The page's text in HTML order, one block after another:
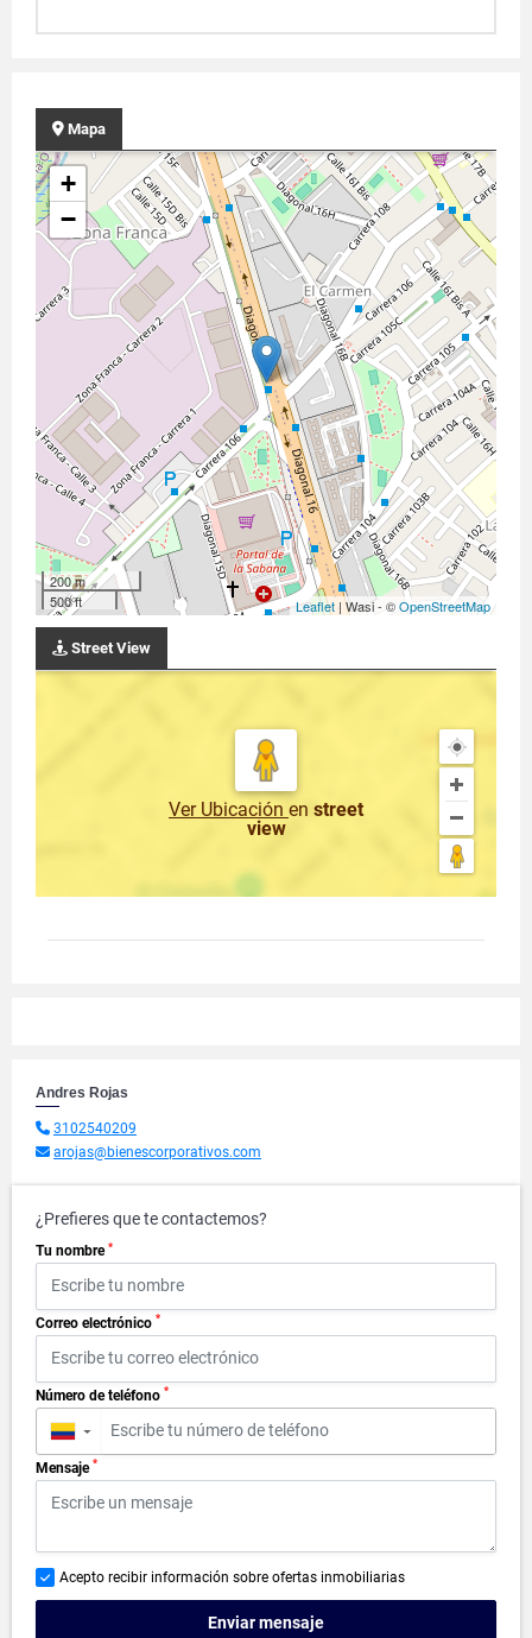
Mapa
+
−
200 m
500 ft
Leaflet | Wasi - ©OpenStreetMap
Street View
Ver Ubicación en street
view
Andres Rojas
3102540209
arojas@bienescorporativos.com
¿Prefieres que te contactemos?
Tu nombre *
Correo electrónico *
Número de teléfono *
▼
Mensaje *
Acepto recibir información sobre ofertas inmobiliarias
Enviar mensaje